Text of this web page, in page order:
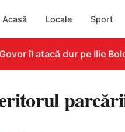
Acasă Locale Sport
îl atacă dur pe Ilie